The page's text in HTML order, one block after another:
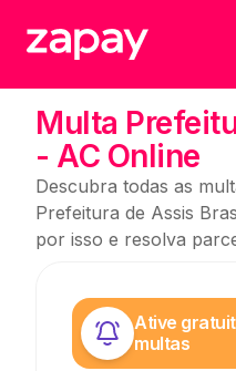
Multa
- AC Online
Descubra todas as
Prefeitura de Assis
por isso e resolva
Ative
multas